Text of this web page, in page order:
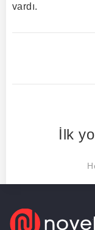
vardı.
İlk